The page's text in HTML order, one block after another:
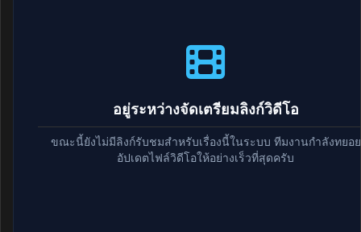
อยู่ระหว่างจัดเตรียมลิงก์วิดีโอ
ขณะนี้ยังไม่มีลิงก์รับชมสำหรับเรื่องนี้ในระบบ ทีมงานกำลังทยอย
อัปเดตไฟล์วิดีโอให้อย่างเร็วที่สุดครับ